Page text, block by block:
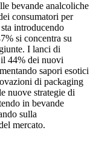
bevande analcoliche
consumatori per
introducendo
si concentra su
I lanci di
il 44% dei nuovi
sapori esotici
di packaging
nuove strategie di
in bevande
sulla
mercato.